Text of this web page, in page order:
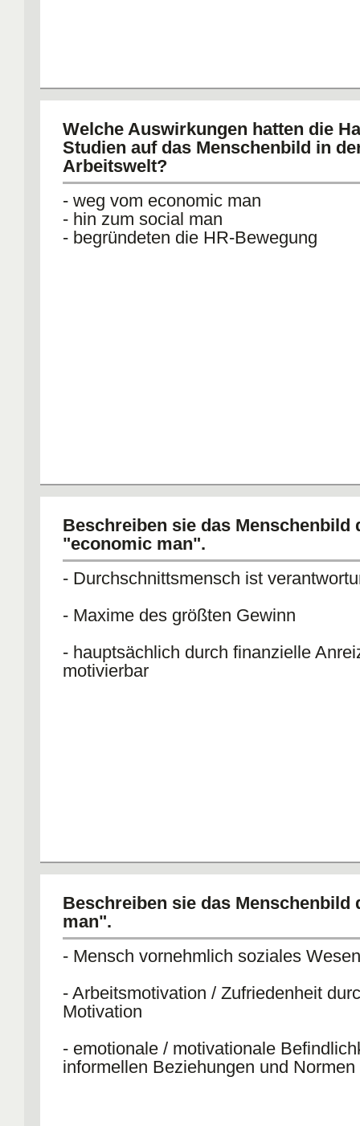
Welche Auswirkungen hatten die
Studien auf das Menschenbild in
Arbeitswelt?
- weg vom economic man
- hin zum social man
- begründeten die HR-Bewegung
Beschreiben sie das Menschenbild
"economic man".
- Durchschnittsmensch ist
- Maxime des größten Gewinn
- hauptsächlich durch finanzielle
motivierbar
Beschreiben sie das Menschenbild
man".
- Mensch vornehmlich soziales Wesen
- Arbeitsmotivation / Zufriedenheit
Motivation
- emotionale / motivationale
informellen Beziehungen und